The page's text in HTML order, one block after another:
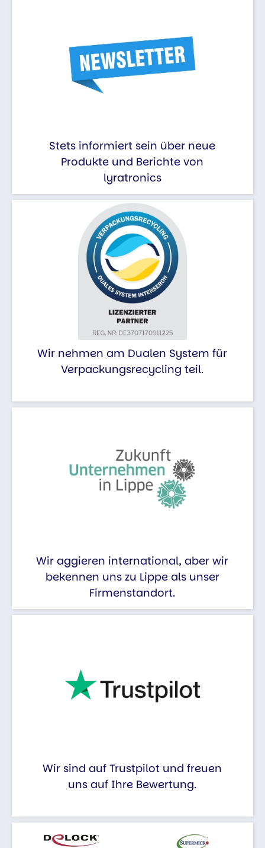
Stets informiert sein über neue
Produkte und Berichte von
lyratronics
Wir nehmen am Dualen System für
Verpackungsrecycling teil.
Wir aggieren international, aber wir
bekennen uns zu Lippe als unser
Firmenstandort.
Wir sind auf Trustpilot und freuen
uns auf Ihre Bewertung.